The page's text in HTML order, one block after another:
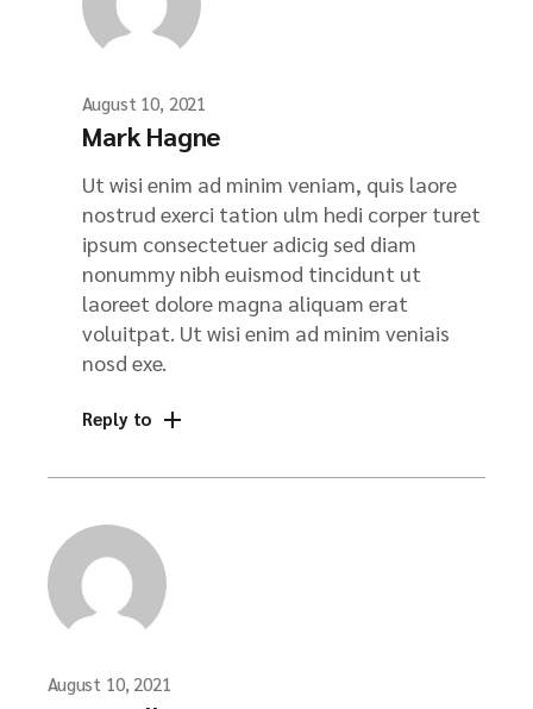
August 10, 2021
Mark Hagne
Ut wisi enim ad minim veniam, quis laore
nostrud exerci tation ulm hedi corper turet
ipsum consectetuer adicig sed diam
nonummy nibh euismod tincidunt ut
laoreet dolore magna aliquam erat
voluitpat. Ut wisi enim ad minim veniais
nosd exe.
Reply to
August 10, 2021